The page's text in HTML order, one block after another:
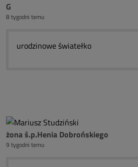
G
8 tygodni temu
urodzinowe światełko
żona ś.p.Henia Dobrońskiego
9 tygodni temu